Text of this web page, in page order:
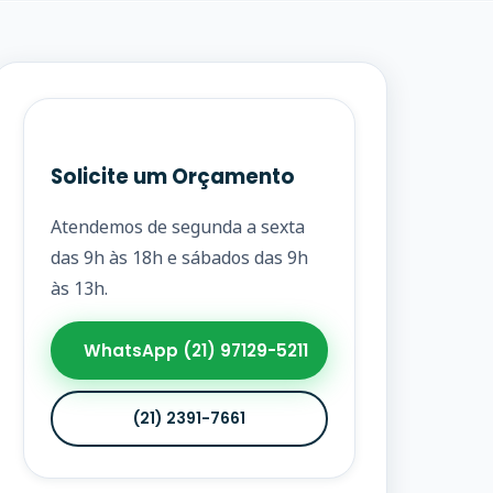
Solicite um Orçamento
Atendemos de segunda a sexta
das 9h às 18h e sábados das 9h
às 13h.
WhatsApp (21) 97129-5211
(21) 2391-7661